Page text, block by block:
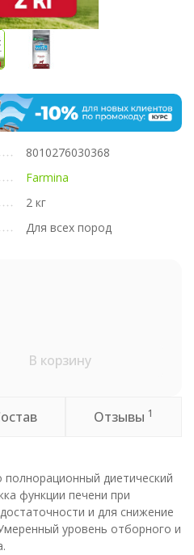
8010276030368
Farmina
2 кг
Для всех пород
В корзину
Отзывы 1
полнорационный диетический
функции печени при
и для снижение
уровень отборного и